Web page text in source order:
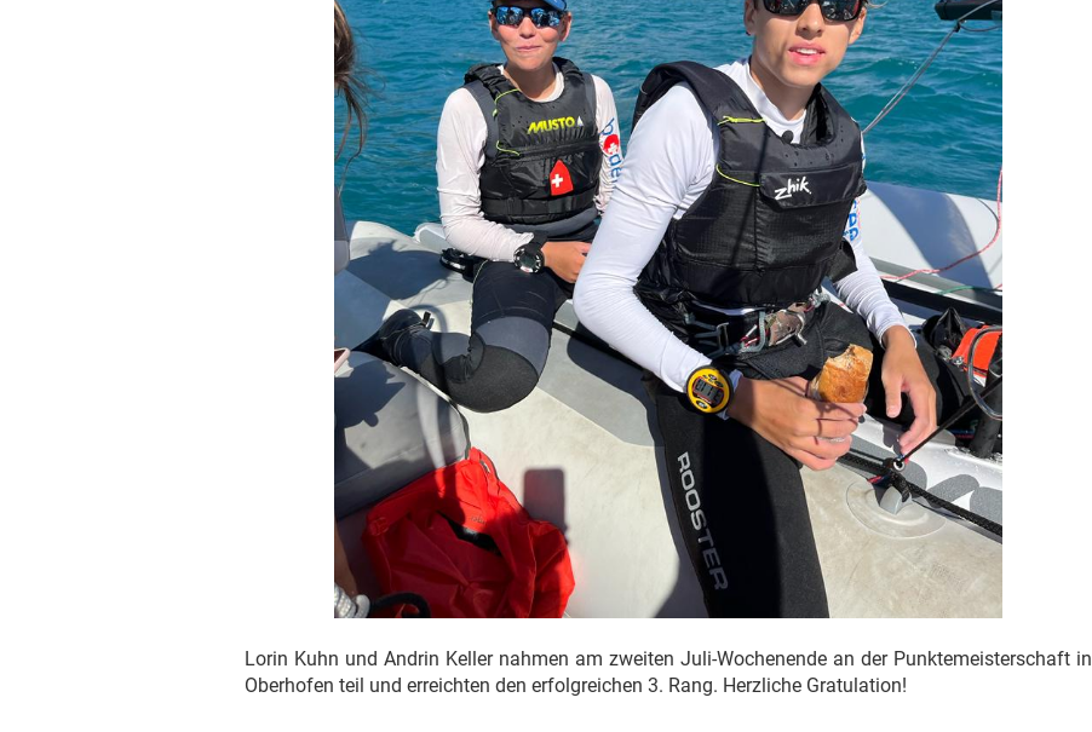
Lorin Kuhn und Andrin Keller nahmen am zweiten Juli-Wochenende an der Punktemeisterschaft in
Oberhofen teil und erreichten den erfolgreichen 3. Rang. Herzliche Gratulation!